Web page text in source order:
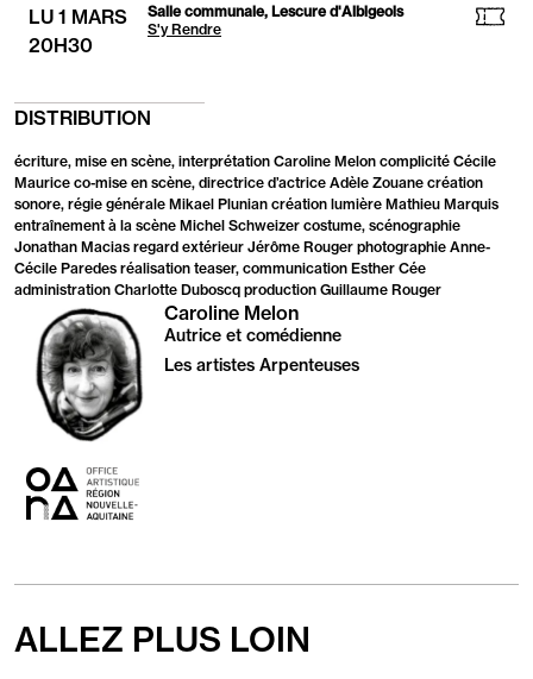
LU 1 MARS
20H30
Salle communale, Lescure d'Albigeois
S'y Rendre
DISTRIBUTION
écriture, mise en scène, interprétation Caroline Melon complicité Cécile
Maurice co-mise en scène, directrice d’actrice Adèle Zouane création
sonore, régie générale Mikael Plunian création lumière Mathieu Marquis
entraînement à la scène Michel Schweizer costume, scénographie
Jonathan Macias regard extérieur Jérôme Rouger photographie Anne-
Cécile Paredes réalisation teaser, communication Esther Cée
administration Charlotte Duboscq production Guillaume Rouger
Caroline Melon
Autrice et comédienne
Les artistes Arpenteuses
OARA
ALLEZ PLUS LOIN